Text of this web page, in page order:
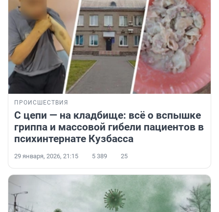
ПРОИСШЕСТВИЯ
С цепи — на кладбище: всё о вспышке
гриппа и массовой гибели пациентов в
психинтернате Кузбасса
29 января, 2026, 21:15 5 389 25